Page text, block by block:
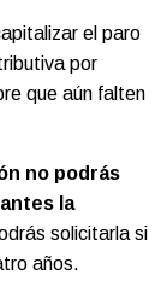
el paro
por
que aún falten
no podrás
la
solicitarla si
años.